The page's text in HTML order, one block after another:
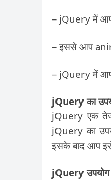
– jQuery में
– इससे आप
– jQuery में
jQuery का
jQuery एक
jQuery का
इसके बाद आप
jQuery